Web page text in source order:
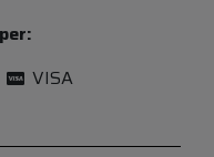
VISA